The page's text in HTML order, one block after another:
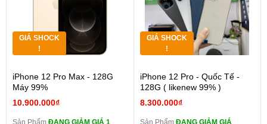
GIÁ SHOCK
!
iPhone 12 Pro Max - 128G
Máy 99%
10.900.000₫
GIÁ SHOCK
!
iPhone 12 Pro - Quốc Tế -
128G ( likenew 99% )
8.300.000₫